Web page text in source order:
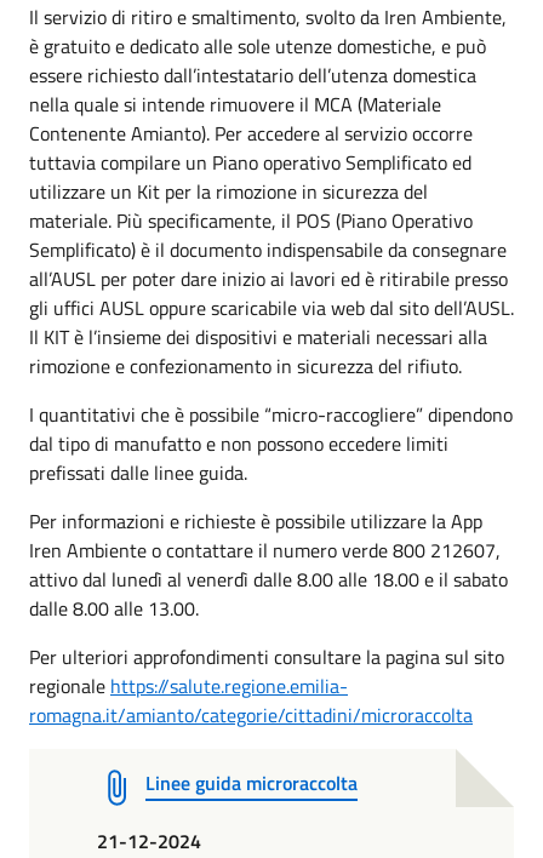
Il servizio di ritiro e smaltimento, svolto da Iren Ambiente,
è gratuito e dedicato alle sole utenze domestiche, e può
essere richiesto dall’intestatario dell’utenza domestica
nella quale si intende rimuovere il MCA (Materiale
Contenente Amianto). Per accedere al servizio occorre
tuttavia compilare un Piano operativo Semplificato ed
utilizzare un Kit per la rimozione in sicurezza del
materiale. Più specificamente, il POS (Piano Operativo
Semplificato) è il documento indispensabile da consegnare
all’AUSL per poter dare inizio ai lavori ed è ritirabile presso
gli uffici AUSL oppure scaricabile via web dal sito dell’AUSL.
Il KIT è l’insieme dei dispositivi e materiali necessari alla
rimozione e confezionamento in sicurezza del rifiuto.
I quantitativi che è possibile “micro-raccogliere” dipendono
dal tipo di manufatto e non possono eccedere limiti
prefissati dalle linee guida.
Per informazioni e richieste è possibile utilizzare la App
Iren Ambiente o contattare il numero verde 800 212607,
attivo dal lunedì al venerdì dalle 8.00 alle 18.00 e il sabato
dalle 8.00 alle 13.00.
Per ulteriori approfondimenti consultare la pagina sul sito
regionale https://salute.regione.emilia-
romagna.it/amianto/categorie/cittadini/microraccolta
Linee guida microraccolta
21-12-2024